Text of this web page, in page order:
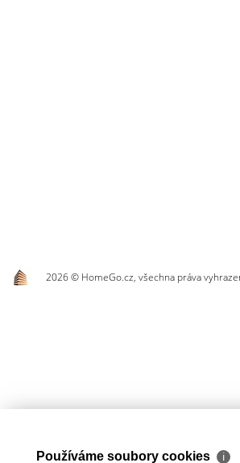
2026 © HomeGo.cz, všechna práva
Používáme soubory cookies ℹ